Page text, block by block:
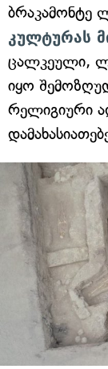
ბრაკამონტე
კულტურას
ცალკეული,
იყო
რელიგიური